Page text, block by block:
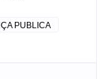
PUBLICA